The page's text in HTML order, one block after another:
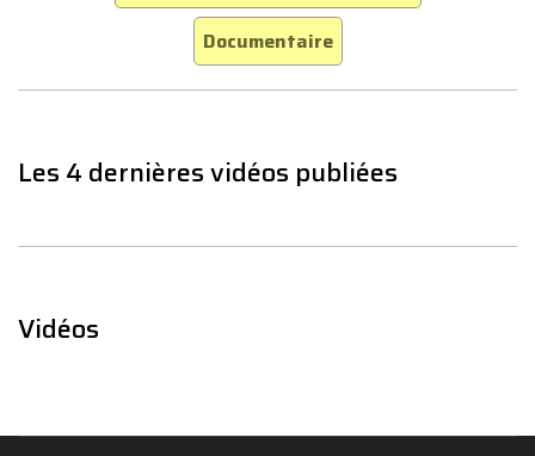
Documentaire
Les 4 dernières vidéos publiées
Vidéos